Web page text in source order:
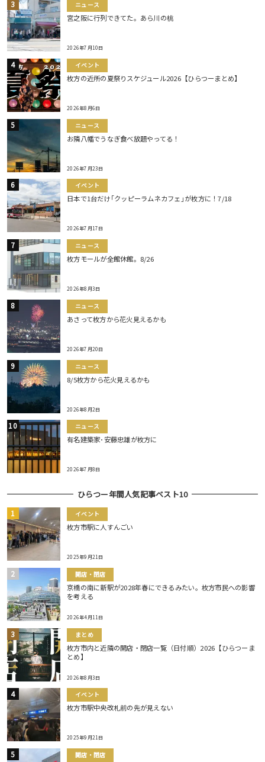
ニュース
宮之阪に行列できてた。あら川の桃
2026年7月10日
イベント
枚方の近所の夏祭りスケジュール2026【ひらつーまとめ】
2026年8月6日
ニュース
お隣八幡でうなぎ食べ放題やってる！
2026年7月23日
イベント
日本で1台だけ｢クッピーラムネカフェ｣が枚方に！7/18
2026年7月17日
ニュース
枚方モールが全館休館。8/26
2026年8月3日
ニュース
あさって枚方から花火見えるかも
2026年7月20日
ニュース
8/5枚方から花火見えるかも
2026年8月2日
ニュース
有名建築家･安藤忠雄が枚方に
2026年7月8日
ひらつー年間人気記事ベスト10
イベント
枚方市駅に人すんごい
2025年9月21日
開店・閉店
京橋の南に新駅が2028年春にできるみたい。枚方市民への影響
を考える
2026年4月11日
まとめ
枚方市内と近隣の開店・閉店一覧（日付順）2026【ひらつーま
とめ】
2026年8月3日
イベント
枚方市駅中央改札前の先が見えない
2025年9月21日
開店・閉店